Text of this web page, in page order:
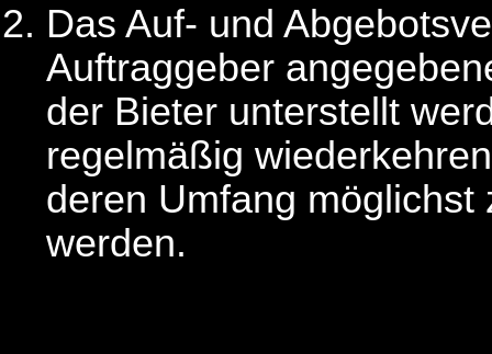
Das Auf- und
Auftraggeber
der Bieter unterstellt
regelmäßig
deren Umfang
werden.